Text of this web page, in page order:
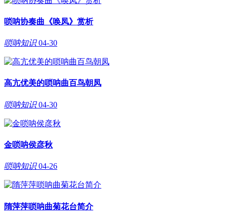
唢呐协奏曲《唤凤》赏析
唢呐知识 04-30
高亢优美的唢呐曲百鸟朝凤
唢呐知识 04-30
金唢呐侯彦秋
唢呐知识 04-26
隋萍萍唢呐曲菊花台简介